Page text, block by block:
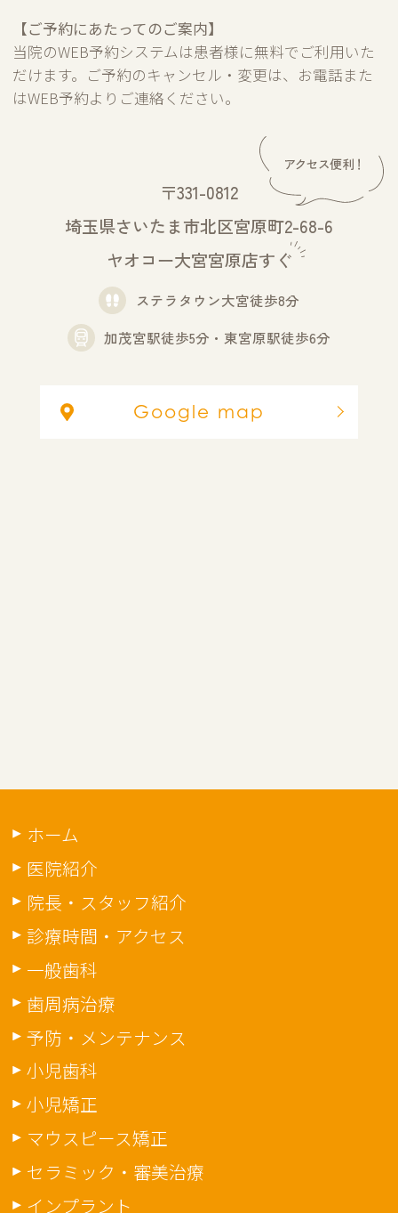
【ご予約にあたってのご案内】
当院のWEB予約システムは患者様に無料でご利用いた
だけます。ご予約のキャンセル・変更は、お電話また
はWEB予約よりご連絡ください。
〒331-0812
埼玉県さいたま市北区宮原町2-68-6
ヤオコー大宮宮原店すぐ
ステラタウン大宮徒歩8分
加茂宮駅徒歩5分・東宮原駅徒歩6分
Google map
ホーム
医院紹介
院長・スタッフ紹介
診療時間・アクセス
一般歯科
歯周病治療
予防・メンテナンス
小児歯科
小児矯正
マウスピース矯正
セラミック・審美治療
インプラント